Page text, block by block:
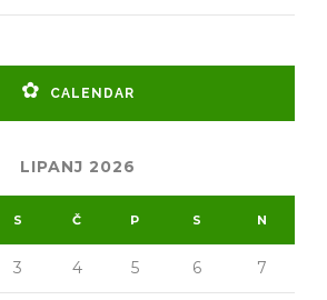
CALENDAR
LIPANJ 2026
S Č P S N
3 4 5 6 7